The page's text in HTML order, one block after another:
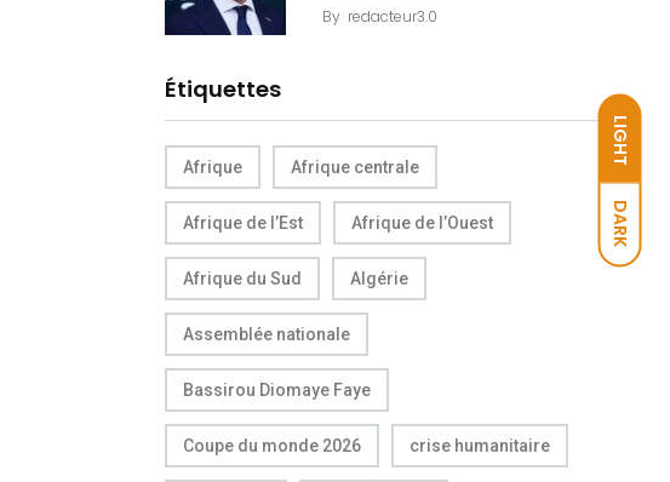
LIGHT
DARK
By redacteur3.0
Étiquettes
Afrique Afrique centrale
Afrique de l’Est Afrique de l’Ouest
Afrique du Sud Algérie
Assemblée nationale
Bassirou Diomaye Faye
Coupe du monde 2026 crise humanitaire